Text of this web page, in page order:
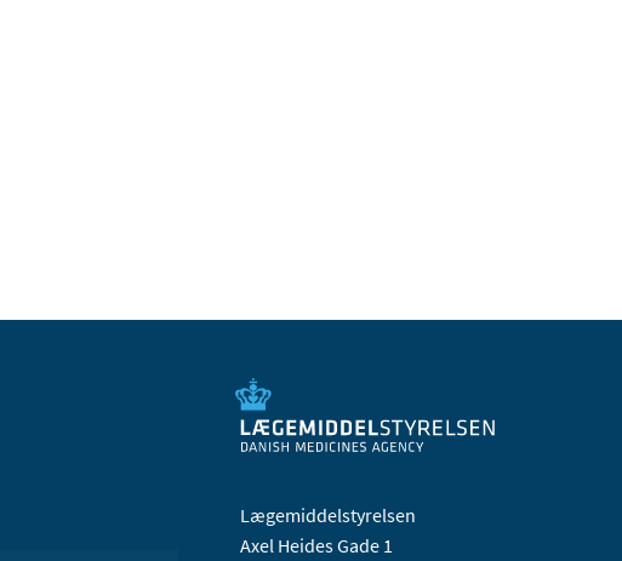
Lægemiddelstyrelsen
Axel Heides Gade 1